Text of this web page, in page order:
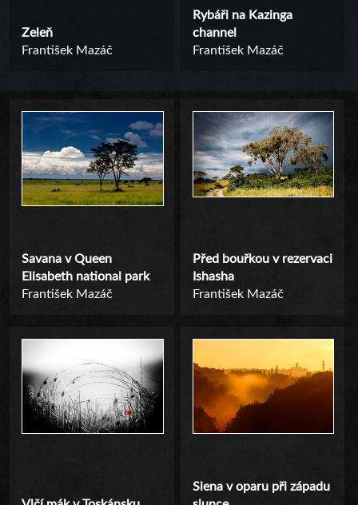
Zeleň
František Mazáč
Rybáři na Kazinga
channel
František Mazáč
Savana v Queen
Elisabeth national park
František Mazáč
Před bouřkou v rezervaci
Ishasha
František Mazáč
Siena v oparu při západu